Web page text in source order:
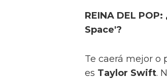
REINA DEL
Space'?
Te caerá mejor o
es Taylor Swift.